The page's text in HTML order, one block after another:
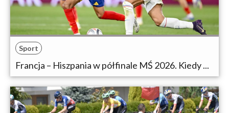
Sport
Francja – Hiszpania w półfinale MŚ 2026. Kiedy ...